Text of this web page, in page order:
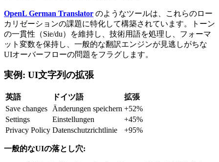
OpenL German Translator のようなツールは、これらのロー
カリゼーションの課題に特化して構築されています。トーン
の一貫性（Sie/du）を維持し、技術用語を処理し、フォーマ
ット変数を保持し、一般的な翻訳エンジンが見逃しがちな
UIオーバーフローの問題をフラグします。
実例: UI文字列の拡張
英語 ドイツ語
拡張
Save changes
Änderungen speichern +52%
Settings
Einstellungen
+45%
Privacy Policy Datenschutzrichtlinie +95%
一般的なUIの落とし穴: